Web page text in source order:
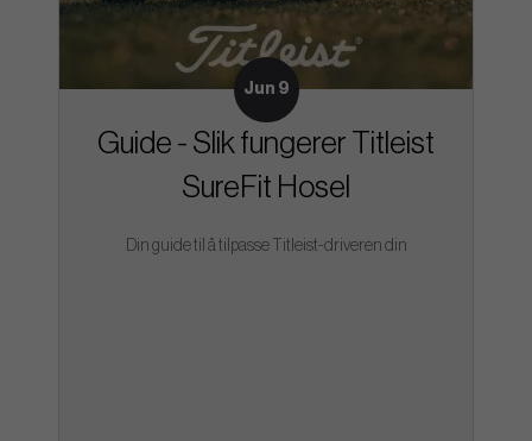
Jun 9
Guide - Slik fungerer Titleist
SureFit Hosel
Din guide til å tilpasse Titleist-driveren din